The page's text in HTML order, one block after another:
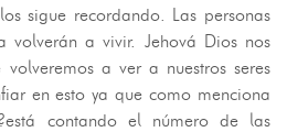
sigue recordando. Las personas
volverán a vivir. Jehová Dios nos
a ver a nuestros seres
en esto ya que como menciona
contando el número de las